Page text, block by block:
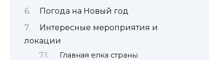
Погода на Новый год
Интересные мероприятия и
локации
Главная елка страны